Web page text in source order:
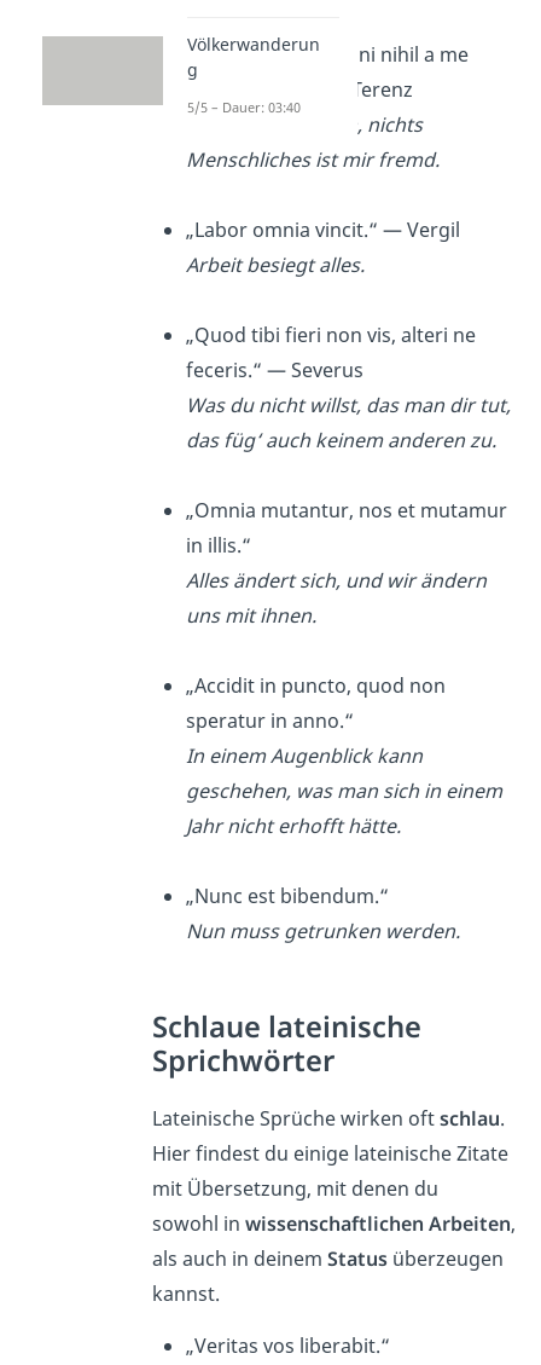
„Homo sum, humani nihil a me
alienum puto.“ — Terenz
Ich bin ein Mensch, nichts
Menschliches ist mir fremd.
„Labor omnia vincit.“ — Vergil
Arbeit besiegt alles.
„Quod tibi fieri non vis, alteri ne
feceris.“ — Severus
Was du nicht willst, das man dir tut,
das füg‘ auch keinem anderen zu.
„Omnia mutantur, nos et mutamur
in illis.“
Alles ändert sich, und wir ändern
uns mit ihnen.
„Accidit in puncto, quod non
speratur in anno.“
In einem Augenblick kann
geschehen, was man sich in einem
Jahr nicht erhofft hätte.
„Nunc est bibendum.“
Nun muss getrunken werden.
Schlaue lateinische
Sprichwörter
Lateinische Sprüche wirken oftschlau.
Hier findest du einige lateinische Zitate
mit Übersetzung, mit denen du
sowohl in wissenschaftlichen Arbeiten,
als auch in deinem Statusüberzeugen
kannst.
„Veritas vos liberabit.“
Völkerwanderun
g
5/5 – Dauer: 03:40